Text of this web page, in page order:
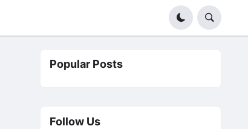
Popular Posts
Follow Us